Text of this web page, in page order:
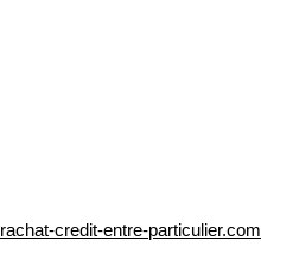
rachat-credit-entre-particulier.com